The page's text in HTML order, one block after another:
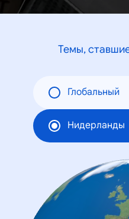
Темы,
Глобальный
Нидерланды